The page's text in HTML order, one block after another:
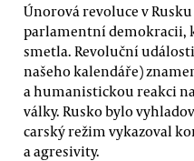
Únorová revoluce v
parlamentní demokracii,
smetla. Revoluční události
našeho kalendáře)
a humanistickou reakci
války. Rusko bylo
carský režim vykazoval
a agresivity.